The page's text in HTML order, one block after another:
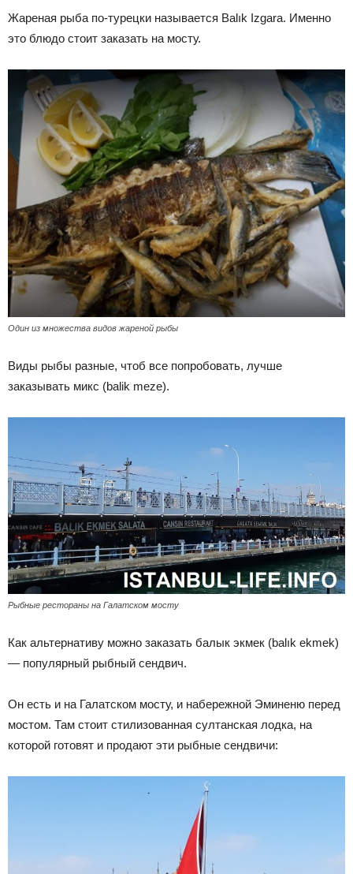
Жареная рыба по-турецки называется Balık Izgara. Именно
это блюдо стоит заказать на мосту.
Один из множества видов жареной рыбы
Виды рыбы разные, чтоб все попробовать, лучше
заказывать микс (balik meze).
Рыбные рестораны на Галатском мосту
Как альтернативу можно заказать балык экмек (balık ekmek)
— популярный рыбный сендвич.
Он есть и на Галатском мосту, и набережной Эминеню перед
мостом. Там стоит стилизованная султанская лодка, на
которой готовят и продают эти рыбные сендвичи: